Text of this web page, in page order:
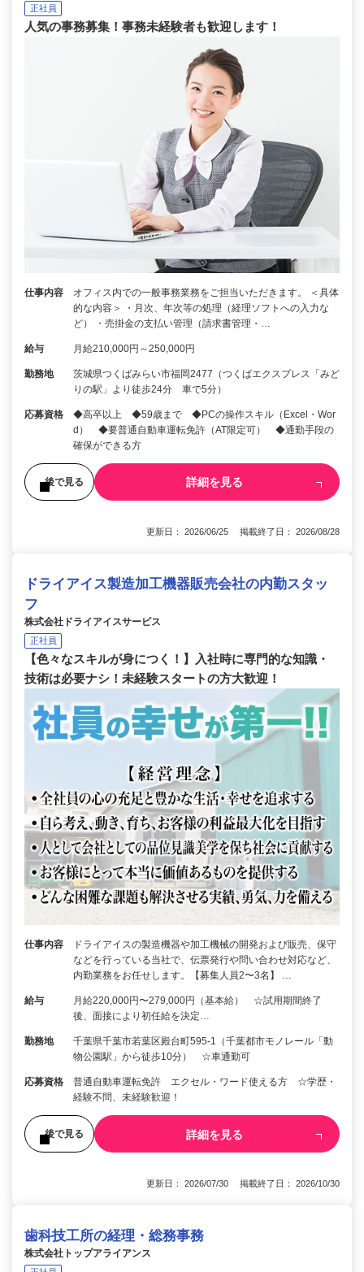
正社員
人気の事務募集！事務未経験者も歓迎します！
仕事内容
オフィス内での一般事務業務をご担当いただきます。 ＜具体
的な内容＞ ・月次、年次等の処理（経理ソフトへの入力な
ど） ・売掛金の支払い管理（請求書管理・…
給与 月給210,000円～250,000円
勤務地
茨城県つくばみらい市福岡2477（つくばエクスプレス「みど
りの駅」より徒歩24分 車で5分）
応募資格
◆高卒以上 ◆59歳まで ◆PCの操作スキル（Excel・Wor
d） ◆要普通自動車運転免許（AT限定可） ◆通勤手段の
確保ができる方
後で見る 詳細を見る
更新日： 2026/06/25 掲載終了日： 2026/08/28
ドライアイス製造加工機器販売会社の内勤スタッ
フ
株式会社ドライアイスサービス
正社員
【色々なスキルが身につく！】入社時に専門的な知識・
技術は必要ナシ！未経験スタートの方大歓迎！
仕事内容
ドライアイスの製造機器や加工機械の開発および販売、保守
などを行っている当社で、伝票発行や問い合わせ対応など、
内勤業務をお任せします。【募集人員2〜3名】 …
給与
月給220,000円〜279,000円（基本給） ☆試用期間終了
後、面接により初任給を決定…
勤務地
千葉県千葉市若葉区殿台町595-1（千葉都市モノレール「動
物公園駅」から徒歩10分） ☆車通勤可
応募資格
普通自動車運転免許 エクセル・ワード使える方 ☆学歴・
経験不問、未経験歓迎！
後で見る 詳細を見る
更新日： 2026/07/30 掲載終了日： 2026/10/30
歯科技工所の経理・総務事務
株式会社トップアライアンス